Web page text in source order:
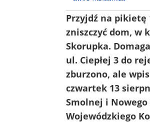
Przyjdź na pikietę
zniszczyć dom, w
Skorupka.
ul. Ciepłej 3 do
zburzono, ale
czwartek 13
Smolnej i
Wojewódzkiego